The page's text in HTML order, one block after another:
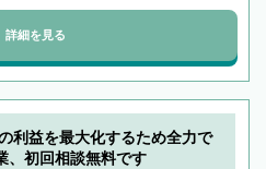
詳細を見る
利益を最大化するため全力で
、初回相談無料です